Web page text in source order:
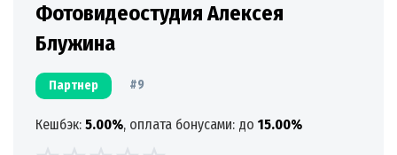
Фотовидеостудия Алексея
Блужина
Партнер #9
Кешбэк: 5.00%, оплата бонусами: до 15.00%